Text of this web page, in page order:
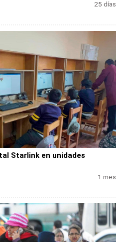
25 días
Starlink en unidades
1 mes